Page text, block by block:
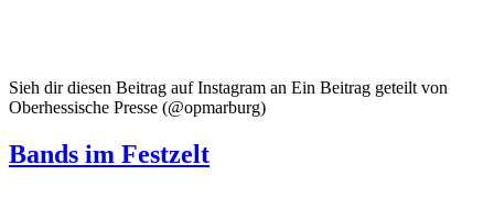
Sieh dir diesen Beitrag auf Instagram an Ein Beitrag geteilt von
Oberhessische Presse (@opmarburg)
Bands im Festzelt